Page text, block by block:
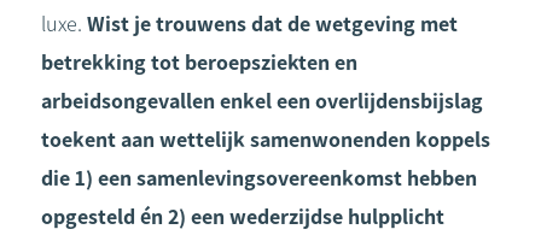
luxe. Wist je trouwens dat de wetgeving met
betrekking tot beroepsziekten en
arbeidsongevallen enkel een overlijdensbijslag
toekent aan wettelijk samenwonenden koppels
die 1) een samenlevingsovereenkomst hebben
opgesteld én 2) een wederzijdse hulpplicht